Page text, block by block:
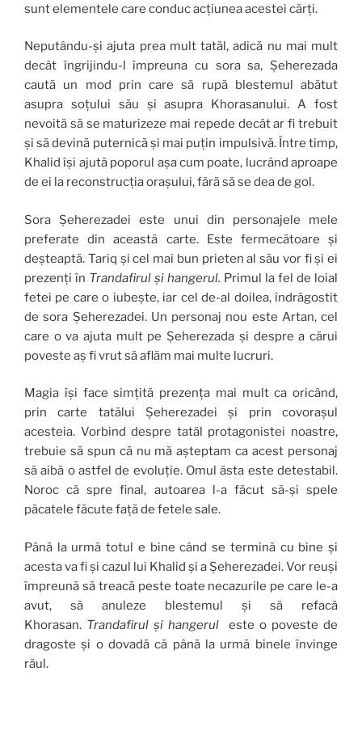
sunt elementele care conduc acțiunea acestei cărți.
Neputându-și ajuta prea mult tatăl, adică nu mai mult
decât îngrijindu-l împreuna cu sora sa, Șeherezada
caută un mod prin care să rupă blestemul abătut
asupra soțului său și asupra Khorasanului. A fost
nevoită să se maturizeze mai repede decât ar fi trebuit
și să devină puternică și mai puțin impulsivă. Între timp,
Khalid își ajută poporul așa cum poate, lucrând aproape
de ei la reconstrucția orașului, fără să se dea de gol.
Sora Șeherezadei este unui din personajele mele
preferate din această carte. Este fermecătoare și
deșteaptă. Tariq și cel mai bun prieten al său vor fi și ei
prezenți în Trandafirul și hangerul. Primul la fel de loial
fetei pe care o iubește, iar cel de-al doilea, îndrăgostit
de sora Șeherezadei. Un personaj nou este Artan, cel
care o va ajuta mult pe Șeherezada și despre a cărui
poveste aș fi vrut să aflăm mai multe lucruri.
Magia își face simțită prezența mai mult ca oricând,
prin carte tatălui Șeherezadei și prin covorașul
acesteia. Vorbind despre tatăl protagonistei noastre,
trebuie să spun că nu mă așteptam ca acest personaj
să aibă o astfel de evoluție. Omul ăsta este detestabil.
Noroc că spre final, autoarea l-a făcut să-și spele
păcatele făcute față de fetele sale.
Până la urmă totul e bine când se termină cu bine și
acesta va fi și cazul lui Khalid și a Șeherezadei. Vor reuși
împreună să treacă peste toate necazurile pe care le-a
avut, să anuleze blestemul și să refacă
Khorasan. Trandafirul și hangerul
este o poveste de
dragoste și o dovadă că până la urmă binele învinge
răul.